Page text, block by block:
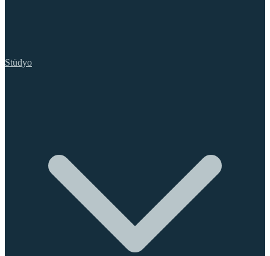
Stüdyo